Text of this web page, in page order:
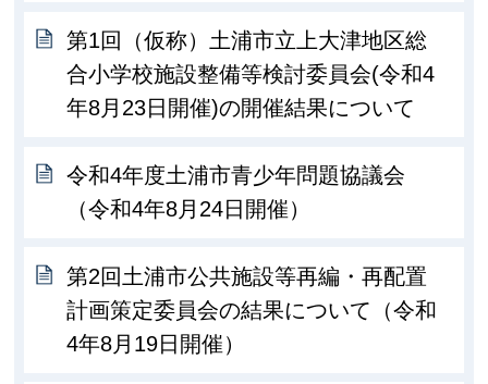
第1回（仮称）土浦市立上大津地区総
合小学校施設整備等検討委員会(令和4
年8月23日開催)の開催結果について
令和4年度土浦市青少年問題協議会
（令和4年8月24日開催）
第2回土浦市公共施設等再編・再配置
計画策定委員会の結果について（令和
4年8月19日開催）